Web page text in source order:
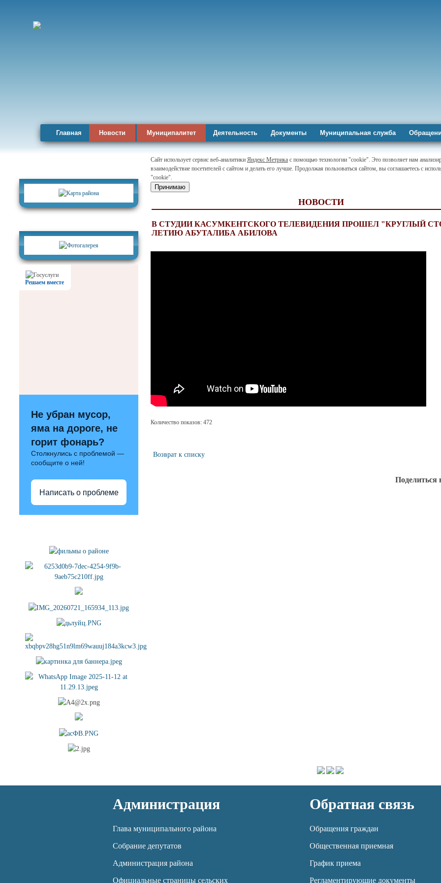
Главная Новости Муниципалитет Деятельность Документы Муниципальная служба
Решаем вместе
Не убран мусор,
яма на дороге, не
горит фонарь?
Столкнулись с проблемой —
сообщите о ней!
Написать о проблеме
Сайт использует сервис веб-аналитики Яндекс Метрика с помощью технологии "cookie". Это позволяет нам
взаимодействие посетителей с сайтом и делать его лучше. Продолжая пользоваться сайтом, вы соглашаетесь с
"cookie".
Принимаю
НОВОСТИ
В СТУДИИ КАСУМКЕНТСКОГО ТЕЛЕВИДЕНИЯ ПРОШЕЛ "КРУГЛЫЙ
ЛЕТИЮ АБУТАЛИБА АБИЛОВА
Количество показов: 472
Возврат к списку
Поделиться
Администрация
Глава муниципального района
Собрание депутатов
Администрация района
Официальные страницы сельских
Обратная связь
Обращения граждан
Общественная приемная
График приема
Регламентирующие документы